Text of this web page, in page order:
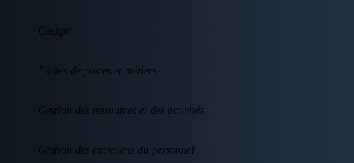
Cockpit
Fiches de postes et métiers
Gestion des ressources et des activités
Gestion des entretiens du personnel